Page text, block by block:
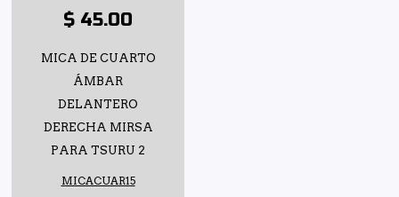
$ 45.00
MICA DE CUARTO
ÁMBAR
DELANTERO
DERECHA MIRSA
PARA TSURU 2
MICACUAR15